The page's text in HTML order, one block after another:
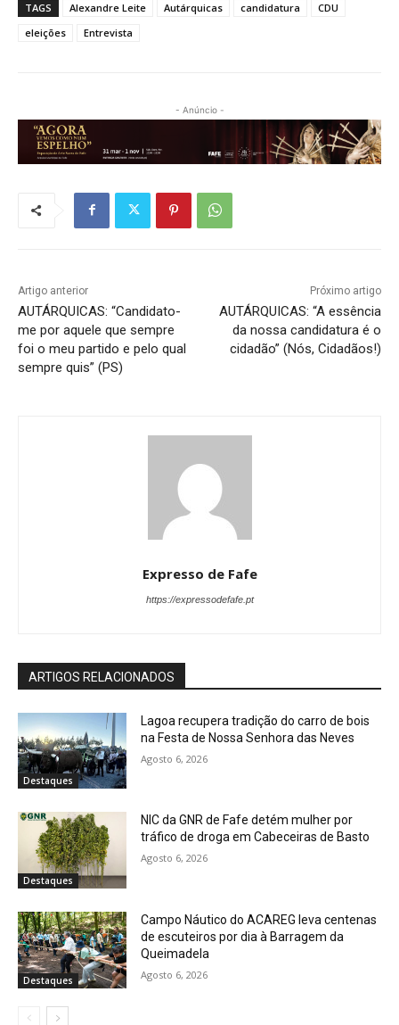
TAGS Alexandre Leite Autárquicas candidatura
CDU
eleições
Entrevista
- Anúncio -
Artigo anterior
AUTÁRQUICAS: “Candidato-
me por aquele que sempre
foi o meu partido e pelo qual
sempre quis” (PS)
Próximo artigo
AUTÁRQUICAS: “A essência
da nossa candidatura é o
cidadão” (Nós, Cidadãos!)
Expresso de Fafe
https://expressodefafe.pt
ARTIGOS RELACIONADOS
Destaques
Lagoa recupera tradição do carro de bois
na Festa de Nossa Senhora das Neves
Agosto 6, 2026
Destaques
NIC da GNR de Fafe detém mulher por
tráfico de droga em Cabeceiras de Basto
Agosto 6, 2026
Destaques
Campo Náutico do ACAREG leva centenas
de escuteiros por dia à Barragem da
Queimadela
Agosto 6, 2026